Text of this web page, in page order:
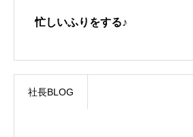
GALLERY
COMPANY
株式会社かなう家の紹介
忙しいふりをする♪
社長BLOG